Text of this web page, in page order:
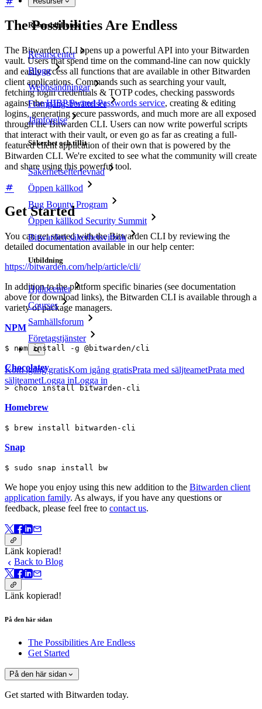
Resursbibliotek
Resurscenter
Blogg
Webbsändningar
Framgångsberättelser
Jämförelse
Säkerhet och tillit
Säkerhetsefterlevnad
Öppen källkod
Bug Bounty Program
Öppen källkod Security Summit
Bitwarden säkerhetsvitbok
Utbildning
Hjälpcenter
Courses
Samhällsforum
Företagstjänster
Kom igång gratisKom igång gratisPrata med säljteametPrata med
säljteametLogga inLogga in
The Possibilities Are Endless
The Bitwarden CLI opens up a powerful API into your Bitwarden
vault. Users that spend time on the command-line can now quickly
and easily access all functions that are available in other Bitwarden
client applications. Commands such as searching your vault,
fetching login credentials & TOTP codes, checking passwords
against theHIBP Pwned Passwords service, creating & editing
logins, generating secure passwords, and much more are all exposed
through the Bitwarden CLI. Users can now write powerful scripts
that interact with their vault, or even go as far as creating a full-
featured client application of their own that is powered by the
Bitwarden CLI. We're excited to see what the community will create
and share using this powerful tool.
Get Started
You can get started with the Bitwarden CLI by reviewing the
detailed documentation available in our help center:
https://bitwarden.com/help/article/cli/
In addition to the platform specific binaries (see documentation
above for download links), the Bitwarden CLI is available through a
variety of package managers.
NPM
$ npm install -g @bitwarden/cli
Chocolatey
> choco install bitwarden-cli
Homebrew
$ brew install bitwarden-cli
Snap
$ sudo snap install bw
We hope you enjoy using this new addition to the Bitwarden client
application family. As always, if you have any questions or
feedback, please feel free to contact us.
Länk kopierad!
Back to Blog
Länk kopierad!
På den här sidan
The Possibilities Are Endless
Get Started
På den här sidan
Get started with Bitwarden today.